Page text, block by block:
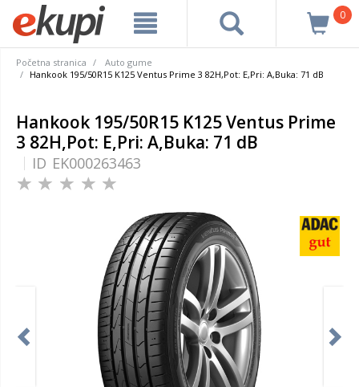
0
Početna stranica
Auto gume
Hankook 195/50R15 K125 Ventus Prime 3 82H,Pot: E,Pri: A,Buka: 71 dB
Hankook 195/50R15 K125 Ventus Prime
3 82H,Pot: E,Pri: A,Buka: 71 dB
ID EK000263463